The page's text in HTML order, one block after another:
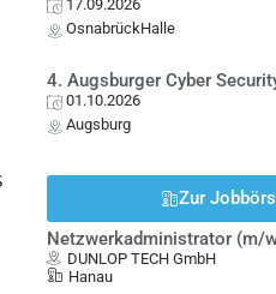
17.09.2026
OsnabrückHalle
4. Augsburger Cyber
01.10.2026
Augsburg
Zur
Netzwerkadministrator (m/
DUNLOP TECH GmbH
Hanau